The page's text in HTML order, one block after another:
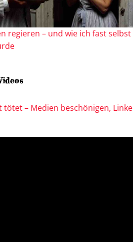
regieren – und wie ich fast selbst
tötet – Medien beschönigen, Linke